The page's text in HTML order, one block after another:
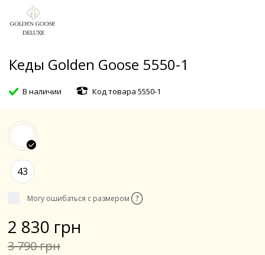
Кеды Golden Goose 5550-1
В наличии Код товара 5550-1
43
Могу ошибаться с размером ?
2 830 грн
3 790 грн